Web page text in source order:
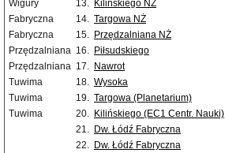
Wigury
13. Kilińskiego NŻ
Fabryczna
14. Targowa NŻ
Fabryczna
15. Przędzalniana NŻ
Przędzalniana 16. Piłsudskiego
Przędzalniana 17. Nawrot
Tuwima
18. Wysoka
Tuwima
19. Targowa (Planetarium)
Tuwima
20. Kilińskiego (EC1 Centr. Nauki)
21. Dw. Łódź Fabryczna
22. Dw. Łódź Fabryczna